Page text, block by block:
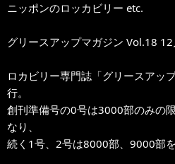
ニッポンのロッカビリー etc.
グリースアップマガジン Vol.18
ロカビリー専門誌「グリースアッ
行。
創刊準備号の0号は3000部のみの
なり、
続く1号、2号は8000部、9000部を